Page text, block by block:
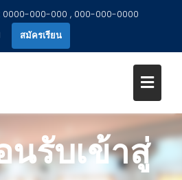
0000-000-000 , 000-000-0000
สมัครเรียน
รับเข้าสู่